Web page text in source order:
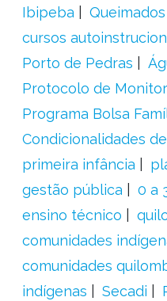
Ibipeba
Queimados
cursos
Porto de Pedras
Protocolo de
Programa Bolsa
Condicionalidades
primeira infância
gestão pública
0 a
ensino técnico
comunidades
comunidades
indígenas
Secadi